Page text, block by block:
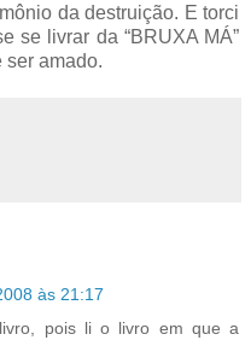
da destruição. E torci
se livrar da “BRUXA MÁ”
ser amado.
às 21:17
pois li o livro em que a